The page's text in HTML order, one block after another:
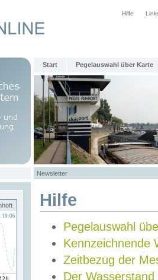
Hilfe
Start Pegelauswahl über Karte
Newsletter
Hilfe
Pegelauswahl
Kennzeichnende
Zeitbezug der
Der Wasserstand